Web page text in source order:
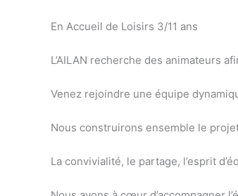
En Accueil de Loisirs 3/11 ans
L’AILAN recherche des animateurs
Venez rejoindre une équipe
Nous construirons ensemble le
La convivialité, le partage, l’esprit